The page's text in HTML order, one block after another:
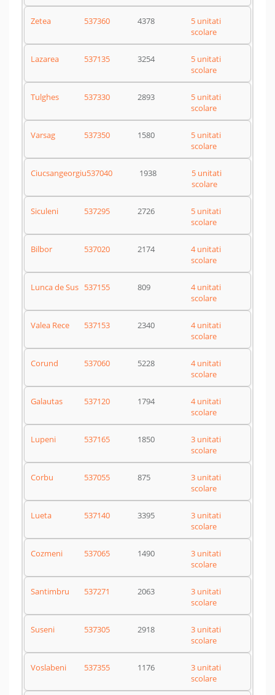
Zetea 537360 4378
5 unitati
scolare
Lazarea 537135 3254
5 unitati
scolare
Tulghes 537330 2893
5 unitati
scolare
Varsag 537350 1580
5 unitati
scolare
Ciucsangeorgiu537040 1938
5 unitati
scolare
Siculeni 537295 2726
5 unitati
scolare
Bilbor 537020 2174
4 unitati
scolare
Lunca de Sus 537155 809
4 unitati
scolare
Valea Rece 537153 2340
4 unitati
scolare
Corund 537060 5228
4 unitati
scolare
Galautas 537120 1794
4 unitati
scolare
Lupeni 537165 1850
3 unitati
scolare
Corbu 537055 875
3 unitati
scolare
Lueta 537140 3395
3 unitati
scolare
Cozmeni 537065 1490
3 unitati
scolare
Santimbru 537271 2063
3 unitati
scolare
Suseni 537305 2918
3 unitati
scolare
Voslabeni 537355 1176
3 unitati
scolare